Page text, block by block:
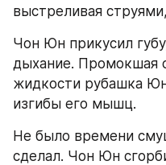
выстреливая
Чон Юн прикусил
дыхание. Промокшая
жидкости рубашка
изгибы его мышц.
Не было времени
сделал. Чон Юн